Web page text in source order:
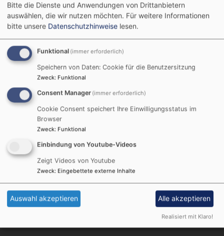
Wiedergründung der
Israelitischen
Kultusgemeinde
München vor 80
Jahren
2025-07-14 Schreiben von Landesbischof Kopp
an die Israelitsche Kultusgemeinde München und an die
Präsidentin Dr. Knobloch.pdf
813.48 KB
Bitte die Dienste und Anwendungen von Drittanbietern
auswählen, die wir nutzen möchten. Für weitere Informationen
bitte unsere Datenschutzhinweise lesen.
Funktional (immer erforderlich)
Speichern von Daten: Cookie für die Benutzersitzung
Zweck: Funktional
Consent Manager (immer erforderlich)
Cookie Consent speichert Ihre Einwilligungsstatus im
Browser
Zweck: Funktional
Einbindung von Youtube-Videos
Zeigt Videos von Youtube
Zweck: Eingebettete externe Inhalte
Auswahl akzeptieren Alle akzeptieren
Realisiert mit Klaro!